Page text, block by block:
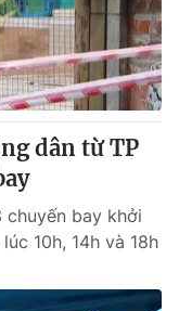
dân từ TP
chuyến bay khởi
10h, 14h và 18h